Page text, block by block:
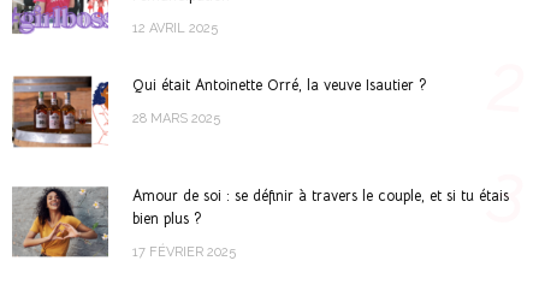
12 AVRIL 2025
Qui était Antoinette Orré, la veuve Isautier ?
28 MARS 2025
Amour de soi : se définir à travers le couple, et si tu étais
bien plus ?
17 FÉVRIER 2025
3